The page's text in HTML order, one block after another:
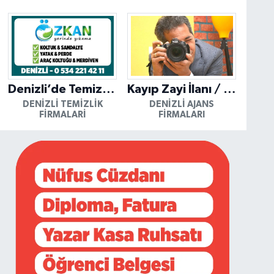
Denizli’de Temizliğin Güvenilir Adresi: Özkan Yerinde Yıkama
DENIZLI TEMIZLIK
FIRMALARI
Kayıp Zayi İlanı / Mutlu Ajans / Denizli
DENIZLI AJANS
FIRMALARI